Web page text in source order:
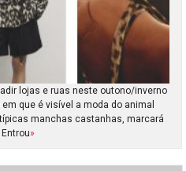
lojas e ruas neste outono/inverno
que é visível a moda do animal
manchas castanhas, marcará
»